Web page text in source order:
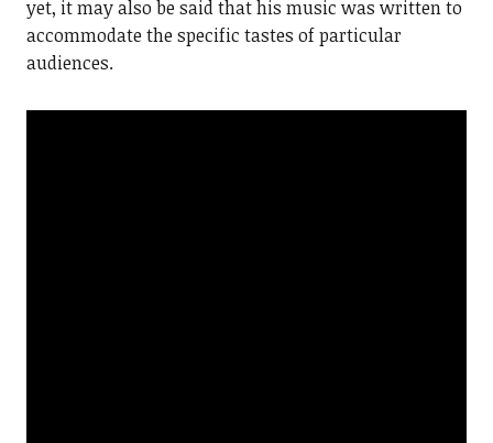
yet, it may also be said that his music was written to
accommodate the specific tastes of particular
audiences.